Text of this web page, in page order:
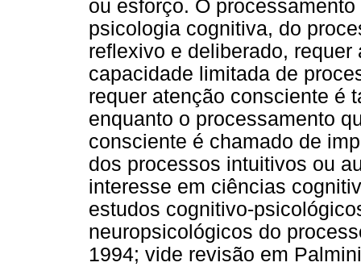
ou esforço. O
psicologia cognitiva, do
reflexivo e deliberado,
capacidade limitada de
requer atenção consciente é
enquanto o processamento
consciente é chamado de
dos processos intuitivos ou
interesse em ciências
estudos cognitivo-
neuropsicológicos do
1994; vide revisão em